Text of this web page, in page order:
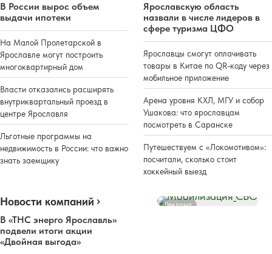
В России вырос объем
выдачи ипотеки
На Малой Пролетарской в
Ярославле могут построить
многоквартирный дом
Власти отказались расширять
внутриквартальный проезд в
центре Ярославля
Льготные программы на
недвижимость в России: что важно
знать заемщику
Ярославскую область
назвали в числе лидеров в
сфере туризма ЦФО
Ярославцы смогут оплачивать
товары в Китае по QR-коду через
мобильное приложение
Арена уровня КХЛ, МГУ и собор
Ушакова: что ярославцам
посмотреть в Саранске
Путешествуем с «Локомотивом»:
посчитали, сколько стоит
хоккейный выезд
Новости компаний
В «ТНС энерго Ярославль»
подвели итоги акции
«Двойная выгода»
Реклама